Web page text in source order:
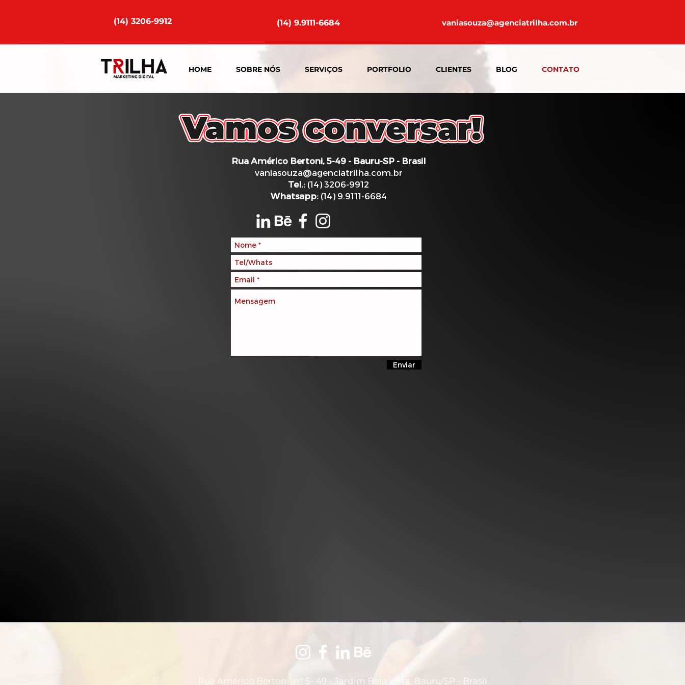
(14) 3206-9912 (14) 9.9111-6684 vaniasouza@agenciatrilha.com.br
HOME SOBRE NÓS SERVIÇOS PORTFOLIO CLIENTES BLOG CONTATO
Rua Américo Bertoni, 5-49 - Bauru-SP - Brasil
vaniasouza@agenciatrilha.com.br
Tel.: (14) 3206-9912
Whatsapp: (14) 9.9111-6684
Enviar
Rua Américo Bertoni, nº 5- 49 - Jardim Bela Vista. Bauru/SP - Brasil